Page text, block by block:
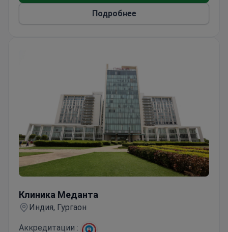
Часть крупнейшей сети здравоохранения
Индии с поддержкой различных медицинских
Подробнее
Клиника Меданта
Индия, Гургаон
Аккредитации :